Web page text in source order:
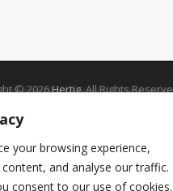
your browsing experience,
and analyse our traffic.
consent to our use of cookies.
© 2026Hertig. All Rights